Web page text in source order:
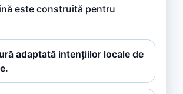
este construită pentru
adaptată intențiilor locale de